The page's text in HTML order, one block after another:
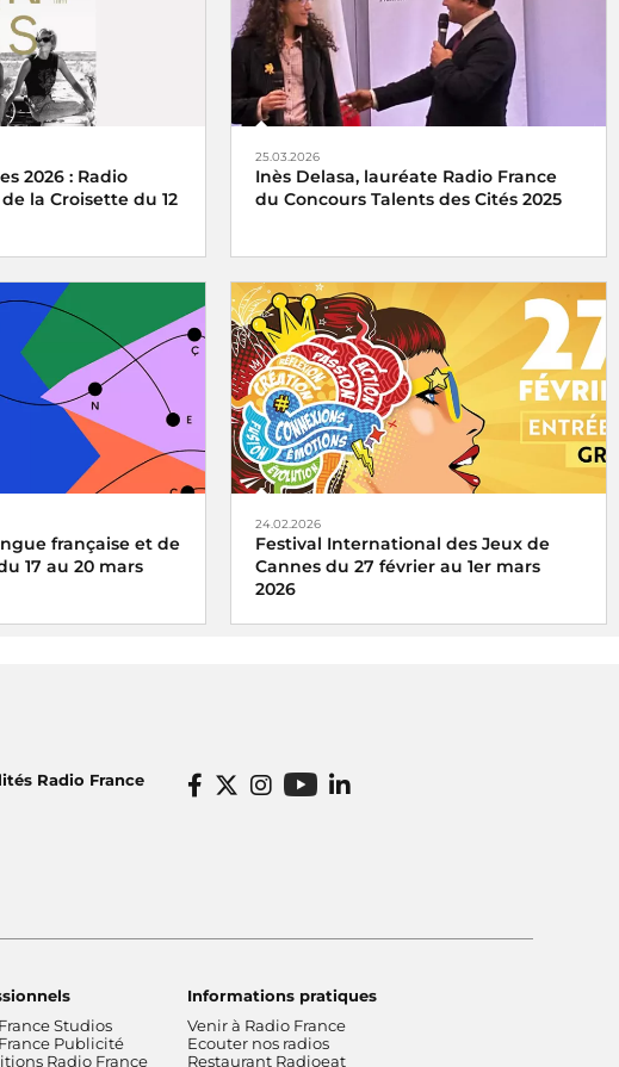
2026 : Radio
la Croisette du 12
historique du
25.03.2026
Inès Delasa, lauréate Radio France
du Concours Talents des Cités 2025
Inès Delasa remporte le prix Radio
France du concours Talents des Cités
pour la Boîte à Outinès, son entreprise
qu'elle a fondée à Rennes
française et de
17 au 20 mars
24.02.2026
Festival International des Jeux de
Cannes du 27 février au 1er mars
2026
Radio France
Studios
Publicité
Radio France
Informations pratiques
Venir à Radio France
Ecouter nos radios
Restaurant Radioeat